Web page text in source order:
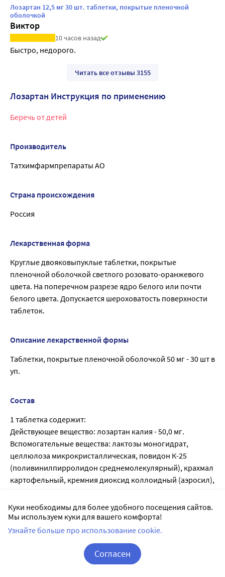
Лозартан 12,5 мг 30 шт. таблетки, покрытые пленочной
оболочкой
Виктор
10 часов назад
Быстро, недорого.
Читать все отзывы 3155
Лозартан Инструкция по применению
Беречь от детей
Производитель
Татхимфармпрепараты АО
Страна происхождения
Россия
Лекарственная форма
Круглые двояковыпуклые таблетки, покрытые
пленочной оболочкой светлого розовато-оранжевого
цвета. На поперечном разрезе ядро белого или почти
белого цвета. Допускается шероховатость поверхности
таблеток.
Описание лекарственной формы
Таблетки, покрытые пленочной оболочкой 50 мг - 30 шт в
уп.
Состав
1 таблетка содержит:
Действующее вещество: лозартан калия - 50,0 мг.
Вспомогательные вещества: лактозы моногидрат,
целлюлоза микрокристаллическая, повидон К-25
(поливинилпирролидон среднемолекулярный), крахмал
картофельный, кремния диоксид коллоидный (аэросил),
Вспомогательные вещества оболочки: Опадрай II
оранжевый [поливиниловый спирт, тальк, макрогол
(полиэтиленгликоль), титана диоксид, краситель железа
алюминиевый на основе красителя солнечный закат
Куки необходимы для более удобного посещения сайтов.
Мы используем куки для вашего комфорта!
Узнайте больше про использование cookie.
Согласен